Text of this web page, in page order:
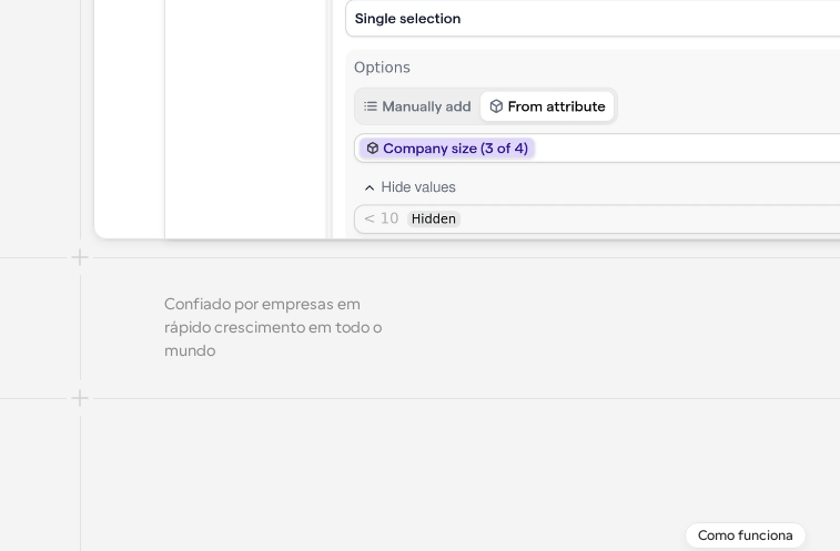
Confiado por empresas em
rápido crescimento em todo o
mundo
Como funciona